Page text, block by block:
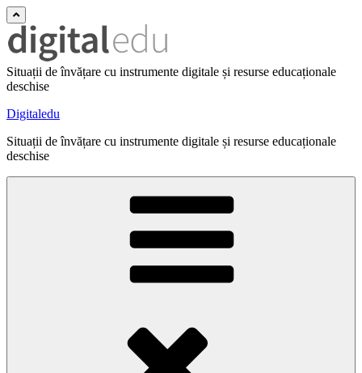
Situații de învățare cu instrumente digitale și resurse educaționale
deschise
Digitaledu
Situații de învățare cu instrumente digitale și resurse educaționale
deschise